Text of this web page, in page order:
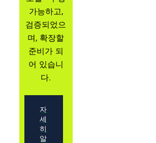
가능하고,
검증되었으
며, 확장할
준비가 되
어 있습니
다.
자
세
히
알